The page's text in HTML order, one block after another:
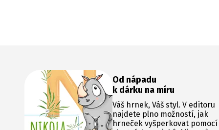
Od nápadu
k dárku na míru
Váš hrnek, Váš styl. V editoru
najdete plno možností, jak
hrneček vyšperkovat pomocí